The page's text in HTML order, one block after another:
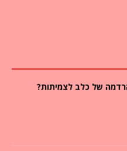
של כלב לצמיתות?